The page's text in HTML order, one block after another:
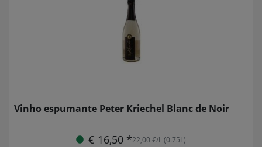
Vinho espumante Peter Kriechel Blanc de Noir
€ 16,50 *22,00 €/L (0.75L)